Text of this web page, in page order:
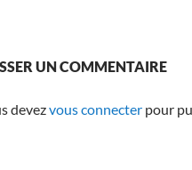
UN COMMENTAIRE
devezvous connecter pour